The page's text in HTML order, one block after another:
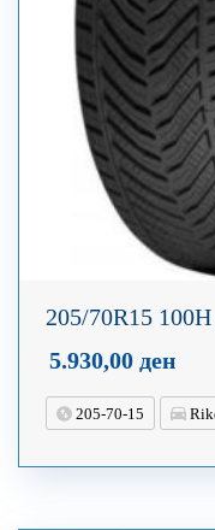
205/70R15
5.930,00 ден
205-70-15